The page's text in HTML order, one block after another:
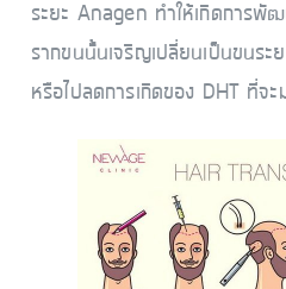
ระยะ Anagen ทำให้เกิดการพั
รากขนนั้นเจริญเปลี่ยนเป็นขนระ
หรือไปลดการเกิดของ DHT ที่จ